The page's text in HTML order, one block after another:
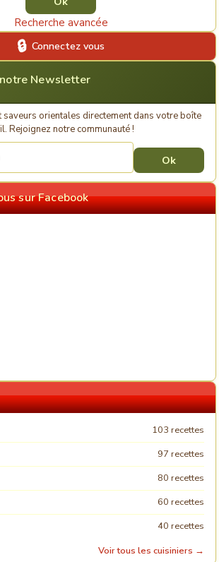
Recherche avancée
Connectez vous
Newsletter
saveurs orientales directement dans votre boîte
Rejoignez notre communauté !
sur Facebook
103 recettes
97 recettes
80 recettes
60 recettes
40 recettes
Voir tous les cuisiniers →